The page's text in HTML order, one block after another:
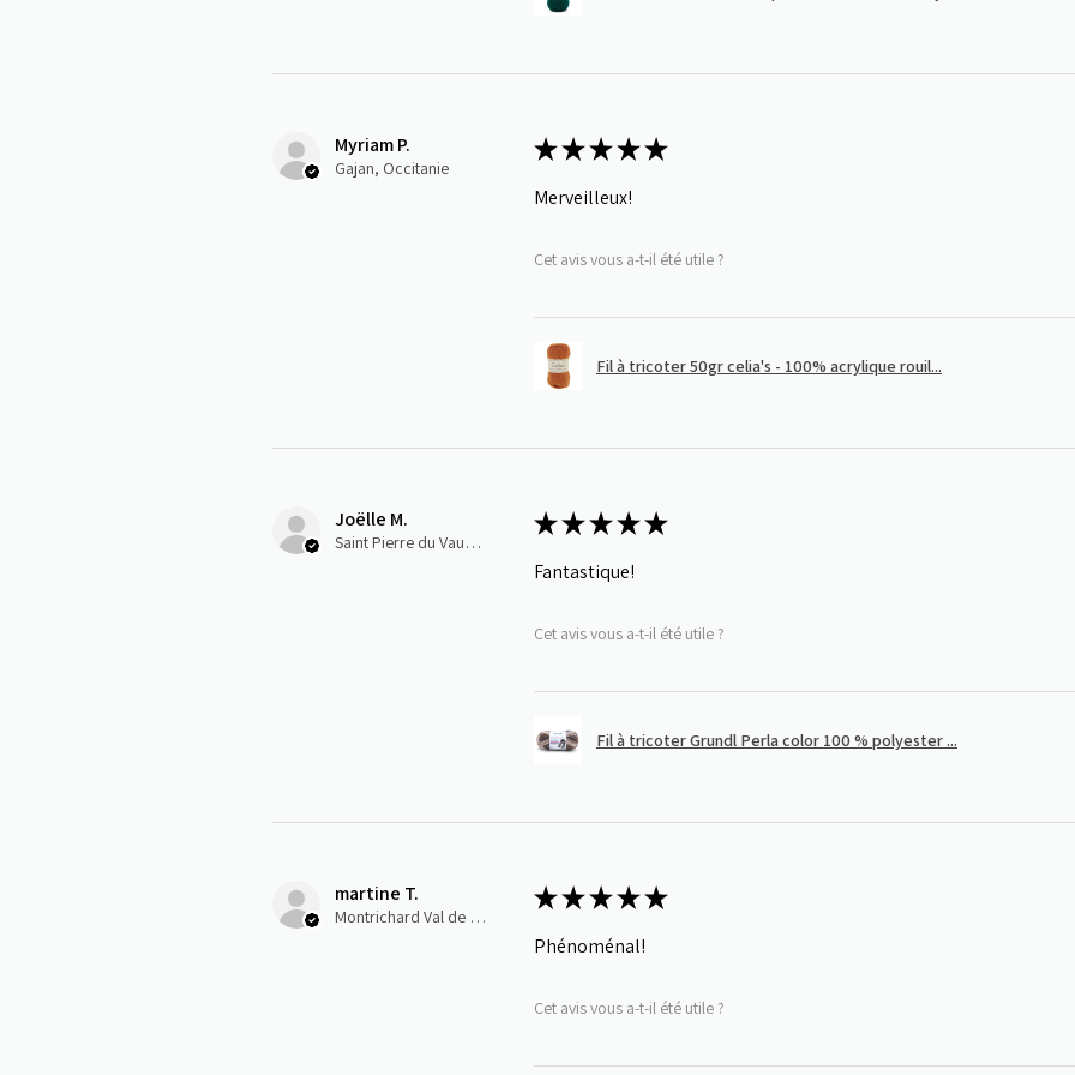
Myriam P.
Gajan, Occitanie
★★★★★
Merveilleux!
Cet avis vous a-t-il été utile ?
Fil à tricoter 50gr celia's - 100% acrylique rouil...
Joëlle M.
Saint Pierre du Vauvray, Normandie
★★★★★
Fantastique!
Cet avis vous a-t-il été utile ?
Fil à tricoter Grundl Perla color 100 % polyester ...
martine T.
Montrichard Val de Cher, Centre-Val de Loire
★★★★★
Phénoménal!
Cet avis vous a-t-il été utile ?